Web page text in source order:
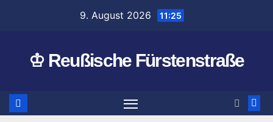
9. August 2026 11:25
♔ Reußische Fürstenstraße